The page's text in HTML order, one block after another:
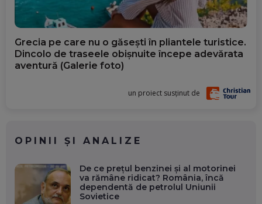
Grecia pe care nu o găsești în pliantele turistice.
Dincolo de traseele obișnuite începe adevărata
aventură (Galerie foto)
un proiect susținut de
OPINII ȘI ANALIZE
De ce prețul benzinei și al motorinei
va rămâne ridicat? România, încă
dependentă de petrolul Uniunii
Sovietice